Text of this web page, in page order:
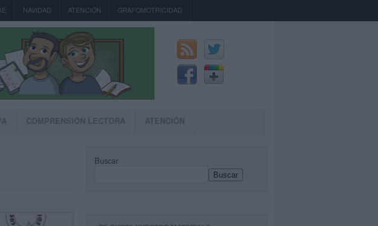
NAVIDAD ATENCIÓN GRAFOMOTRICIDAD
COMPRENSIÓN LECTORA ATENCIÓN
Buscar
Buscar